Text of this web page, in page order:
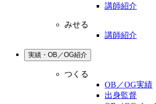
講師紹介
みせる
講師紹介
実績・OB／OG紹介
つくる
OB／OG実績
出身監督